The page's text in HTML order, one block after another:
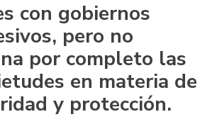
con gobiernos
pero no
por completo las
en materia de
y protección.